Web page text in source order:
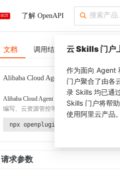
HOT 了解 OpenAPI
文档 调用结果 SDK 示例
Alibaba Cloud Agent Toolkit 了解更多
Alibaba Cloud Agent Toolkit
提供 Agent 插件
编写、云资源管控等能力。通过
npx openplugin aliyun/
请求参数
云 Skills 门户
作为面向 Agent
门户聚合了由各
录 Skills 均已通
Skills 门户将帮
使用阿里云产品。